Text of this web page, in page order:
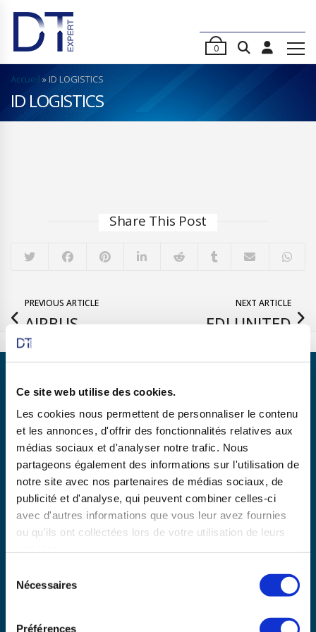
Ce site web utilise des cookies.
Les cookies nous permettent de personnaliser le contenu
et les annonces, d'offrir des fonctionnalités relatives aux
médias sociaux et d'analyser notre trafic. Nous
partageons également des informations sur l'utilisation de
notre site avec nos partenaires de médias sociaux, de
publicité et d'analyse, qui peuvent combiner celles-ci
avec d'autres informations que vous leur avez fournies
ou qu'ils ont collectées lors de votre utilisation de leurs
Nécessaires
Préférences
0
Accueil »ID LOGISTICS
ID LOGISTICS
Share This Post
PREVIOUS ARTICLE
AIRBUS
NEXT ARTICLE
FDJ UNITED
Partenaire de
En savoir plus
Copyright © 2025 dtexpert.com
Politique de confidentialité
Avertissement relatif aux risques